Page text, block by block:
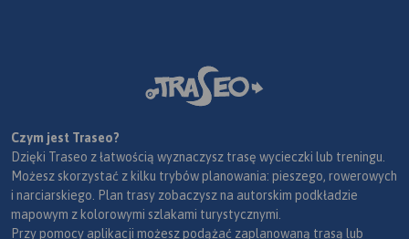
Czym jest Traseo?
Dzięki Traseo z łatwością wyznaczysz trasę wycieczki lub treningu.
Możesz skorzystać z kilku trybów planowania: pieszego, rowerowych
i narciarskiego. Plan trasy zobaczysz na autorskim podkładzie
mapowym z kolorowymi szlakami turystycznymi.
Przy pomocy aplikacji możesz podążać zaplanowaną trasą lub